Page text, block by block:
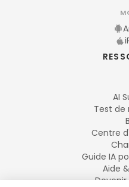
AI
Test de
Centre
Guide IA
Aide